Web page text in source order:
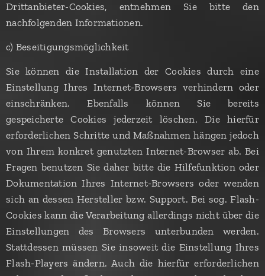
Drittanbieter-Cookies, entnehmen Sie bitte den
nachfolgenden Informationen.
c) Beseitigungsmöglichkeit
Sie können die Installation der Cookies durch eine
Einstellung Ihres Internet-Browsers verhindern oder
einschränken. Ebenfalls können Sie bereits
gespeicherte Cookies jederzeit löschen. Die hierfür
erforderlichen Schritte und Maßnahmen hängen jedoch
von Ihrem konkret genutzten Internet-Browser ab. Bei
Fragen benutzen Sie daher bitte die Hilfefunktion oder
Dokumentation Ihres Internet-Browsers oder wenden
sich an dessen Hersteller bzw. Support. Bei sog. Flash-
Cookies kann die Verarbeitung allerdings nicht über die
Einstellungen des Browsers unterbunden werden.
Stattdessen müssen Sie insoweit die Einstellung Ihres
Flash-Players ändern. Auch die hierfür erforderlichen